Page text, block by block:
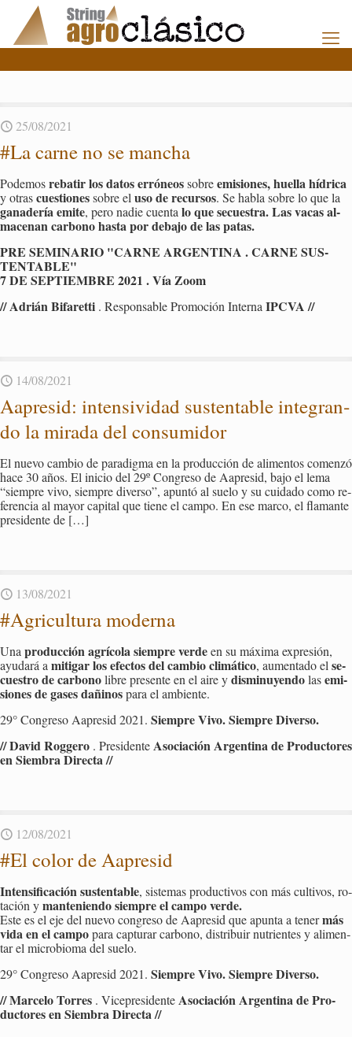
25/08/2021
#La carne no se man­cha
Po­de­mosre­ba­tir los datos erró­neossobreemi­sio­nes, hue­lla hí­dri­ca
y otrascues­tio­nessobre el uso de re­cur­sos. Se habla sobre lo que la
ga­na­de­ría emite, pero nadie cuen­ta lo que se­cues­tra. Las vacas al­
ma­ce­nan car­bono hasta por de­ba­jo de las patas.
PRE SE­MI­NA­RIO "CARNE AR­GEN­TI­NA . CARNE SUS­
TEN­TA­BLE"
7 DE SEP­TIEM­BRE 2021 . Vía Zoom
// Adrián Bi­fa­ret­ti . Res­pon­sa­ble Pro­mo­ción In­ter­na IPCVA //
14/08/2021
Aa­pre­sid: in­ten­si­vi­dad sus­ten­ta­ble in­te­gran­
do la mi­ra­da del con­su­mi­dor
El nuevo cam­bio de pa­ra­dig­ma en la pro­duc­ción de ali­men­tos co­men­zó
hace 30 años. El inicio del 29º Con­gre­so de Aa­pre­sid, bajo el lema
“siem­pre vivo, siem­pre di­ver­so”, apun­tó al suelo y su cui­da­do como re­
fe­ren­cia al mayor ca­pi­tal que tiene el campo. En ese marco, el fla­man­te
pre­si­den­te de […]
13/08/2021
#Agri­cul­tu­ra mo­der­na
Una pro­duc­ción agrí­co­la siem­pre verdeen su má­xi­ma ex­pre­sión,
ayu­da­rá a mi­ti­gar los efec­tos del cam­bio cli­má­ti­co, au­men­ta­do el se­
cues­tro de car­bonolibre pre­sen­te en el aire ydis­mi­nu­yen­dolasemi­
sio­nes de gases da­ñi­nospara el am­bien­te.
29° Con­gre­so Aa­pre­sid 2021. Siem­pre Vivo. Siem­pre Di­ver­so.
// David Rog­ge­ro . Pre­si­den­teAso­cia­ción Ar­gen­ti­na de Pro­duc­to­res
en Siem­bra Di­rec­ta //
12/08/2021
#El color de Aa­pre­sid
In­ten­si­fi­ca­ción sus­ten­ta­ble, sis­te­mas pro­duc­ti­vos con más cul­ti­vos, ro­
ta­ción yman­te­nien­do siem­pre el campo verde.
Este es el eje del nuevo con­gre­so de Aa­pre­sid que apun­ta a tenermás
vida en el campopara cap­tu­rar car­bono, dis­tri­buir nu­trien­tes y ali­men­
tar el mi­cro­bio­ma del suelo.
29° Con­gre­so Aa­pre­sid 2021. Siem­pre Vivo. Siem­pre Di­ver­so.
// Mar­ce­lo To­rres . Vi­ce­pre­si­den­teAso­cia­ción Ar­gen­ti­na de Pro­
duc­to­res en Siem­bra Di­rec­ta //